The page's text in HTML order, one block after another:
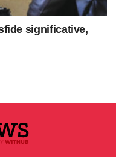
significative,